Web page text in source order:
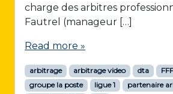
charge des arbitres
Fautrel (manageur […]
Read more »
arbitrage arbitrage video dta FFF
groupe la poste
ligue 1
partenaire